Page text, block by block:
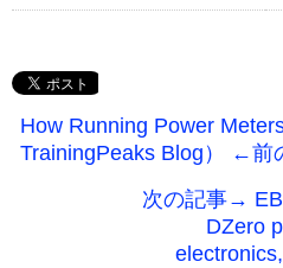
How Running Power
TrainingPeaks Blog） ←前
次の記事→
DZero